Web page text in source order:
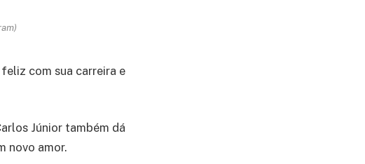
com sua carreira e
Júnior também dá
novo amor.